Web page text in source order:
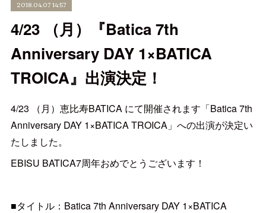
2018.04.07 14:57
4/23 （月）『Batica 7th
Anniversary DAY 1×BATICA
TROICA』出演決定！
4/23 （月）恵比寿BATICA にて開催されます「Batica 7th
Anniversary DAY 1×BATICA TROICA」への出演が決定い
たしました。
EBISU BATICA7周年おめでとうございます！
■タイトル：Batica 7th Anniversary DAY 1×BATICA